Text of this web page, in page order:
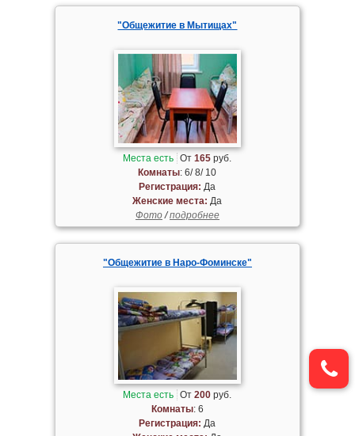
"Общежитие в Мытищах"
Места есть От165 руб.
Комнаты: 6/ 8/ 10
Регистрация: Да
Женские места: Да
Фото/подробнее
"Общежитие в Наро-Фоминске"
Места есть От200 руб.
Комнаты: 6
Регистрация: Да